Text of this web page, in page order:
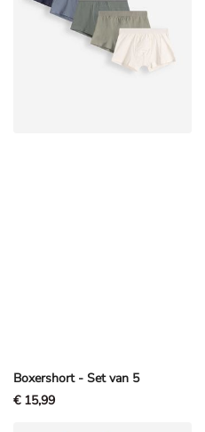
Boxershort - Set van 5
€ 15,99